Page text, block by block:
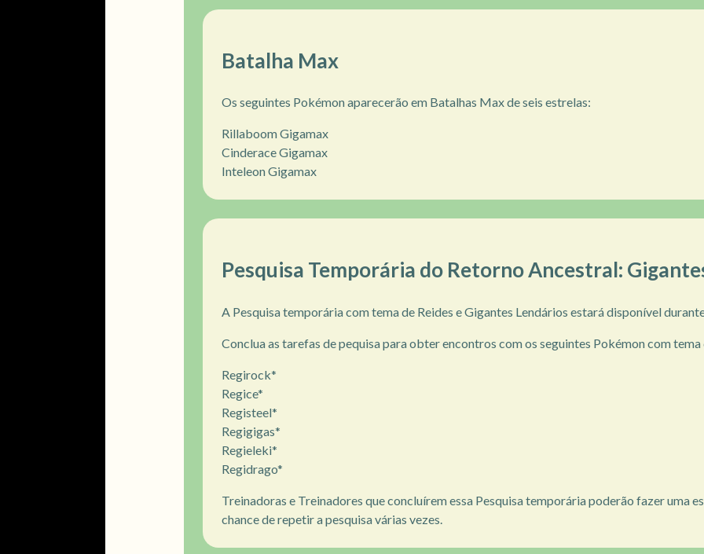
Batalha Max
Os seguintes Pokémon aparecerão em Batalhas Max de seis estrelas:
Rillaboom Gigamax
Cinderace Gigamax
Inteleon Gigamax
Pesquisa Temporária do Retorno Ancestral:
A Pesquisa temporária com tema de Reides e Gigantes Lendários estará disponível
Conclua as tarefas de pequisa para obter encontros com os seguintes Pokémon com
Regirock*
Regice*
Registeel*
Regigigas*
Regieleki*
Regidrago*
Treinadoras e Treinadores que concluírem essa Pesquisa temporária poderão fazer uma
chance de repetir a pesquisa várias vezes.